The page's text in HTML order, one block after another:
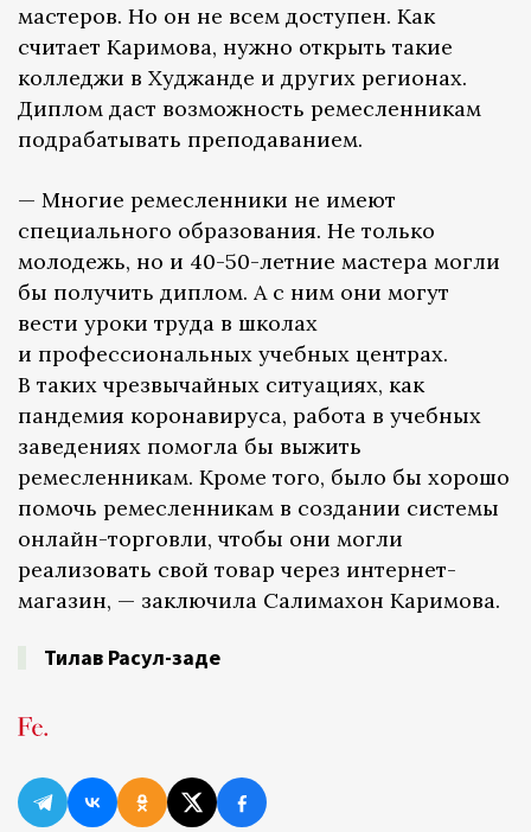
мастеров. Но он не всем доступен. Как
считает Каримова, нужно открыть такие
колледжи в Худжанде и других регионах.
Диплом даст возможность ремесленникам
подрабатывать преподаванием.
— Многие ремесленники не имеют
специального образования. Не только
молодежь, но и 40-50-летние мастера могли
бы получить диплом. А с ним они могут
вести уроки труда в школах
и профессиональных учебных центрах.
В таких чрезвычайных ситуациях, как
пандемия коронавируса, работа в учебных
заведениях помогла бы выжить
ремесленникам. Кроме того, было бы хорошо
помочь ремесленникам в создании системы
онлайн-торговли, чтобы они могли
реализовать свой товар через интернет-
магазин, — заключила Салимахон Каримова.
Тилав Расул-заде